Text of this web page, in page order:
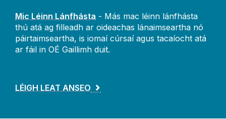
Mic Léinn Lánfhásta - Más mac léinn lánfhásta
thú atá ag filleadh ar oideachas lánaimseartha nó
páirtaimseartha, is iomaí cúrsaí agus tacaíocht atá
ar fáil in OÉ Gaillimh duit.
LÉIGH LEAT ANSEO